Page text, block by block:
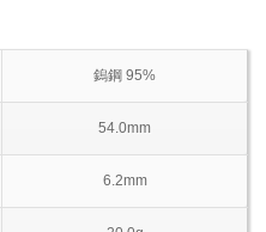
鎢鋼 95%
54.0mm
6.2mm